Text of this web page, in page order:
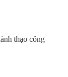
thạo công